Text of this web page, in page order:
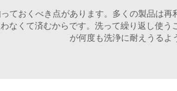
ておくべき点があります。多くの製品は
なくて済むからです。洗って繰り返し使
が何度も洗浄に耐えうるよ